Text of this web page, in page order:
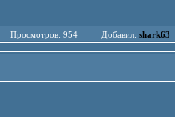
Просмотров: 954 Добавил: shark63